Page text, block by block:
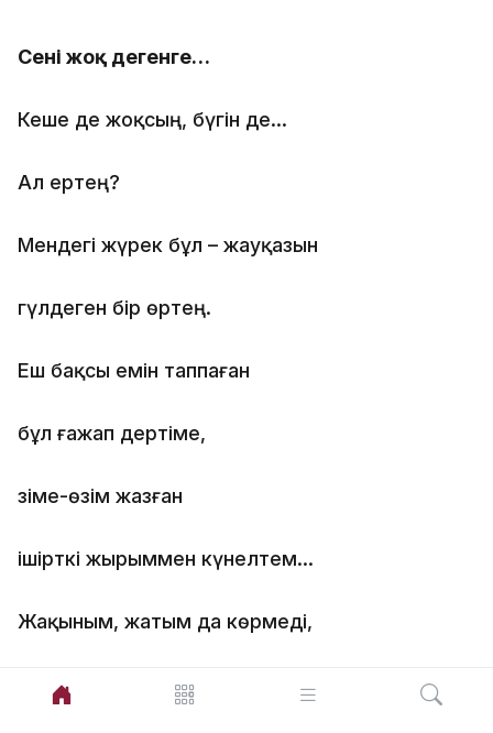
Сені жоқ дегенге…
Кеше де жоқсың, бүгін де…
Ал ертең?
Мендегі жүрек бұл – жауқазын
гүлдеген бір өртең.
Еш бақсы емін таппаған
бұл ғажап дертіме,
Өзіме-өзім жазған
ішірткі жырыммен күнелтем…
Жақыным, жатым да көрмеді,
сезбеді сені ешкім,